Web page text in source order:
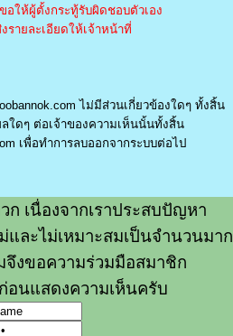
ขอให้ผู้ตั้งกระทู้รับผิดชอบตัวเอง
ายละเอียดให้เจ้าหน้าที่
ไม่มีส่วนเกี่ยวข้องใดๆ ทั้งสิ้น
ใดๆ ต่อเจ้าของความเห็นนั้นทั้งสิ้น
เพื่อทำการลบออกจากระบบต่อไป
เนื่องจากเราประสบปัญหา
ละไม่เหมาะสมเป็นจำนวนมาก
งขอความร่วมมือสมาชิก
อนแสดงความเห็นครับ